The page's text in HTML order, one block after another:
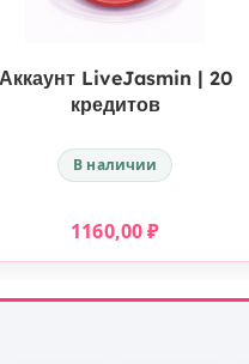
КУПИТЬ
Аккаунт LiveJasmin | 20
кредитов
В наличии
1160,00₽